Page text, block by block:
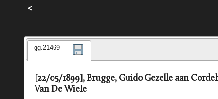
<
gg.21469
[22/05/1899], Brugge, Guido Gezelle aan
Van De Wiele